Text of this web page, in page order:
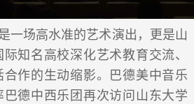
一场高水准的艺术演出，更是山
知名高校深化艺术教育交流、
作的生动缩影。巴德美中音乐
德中西乐团再次访问山东大学